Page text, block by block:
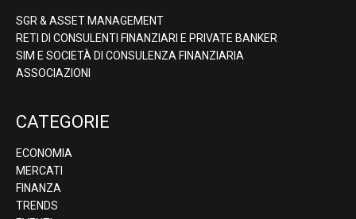
SGR & ASSET MANAGEMENT
RETI DI CONSULENTI FINANZIARI E PRIVATE BANKER
SIM E SOCIETÀ DI CONSULENZA FINANZIARIA
ASSOCIAZIONI
CATEGORIE
ECONOMIA
MERCATI
FINANZA
TRENDS